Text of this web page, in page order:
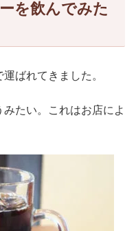
を飲んでみた
ばれてきました。
たい。これはお店によ